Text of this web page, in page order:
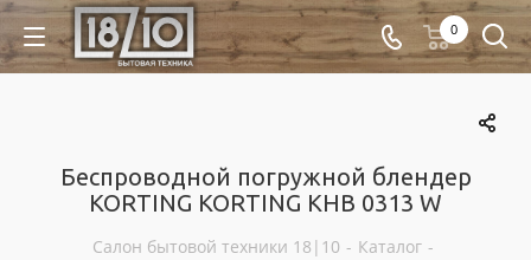
0
Беспроводной погружной блендер
KORTING KORTING KHB 0313 W
Салон бытовой техники 18|10 - Каталог -